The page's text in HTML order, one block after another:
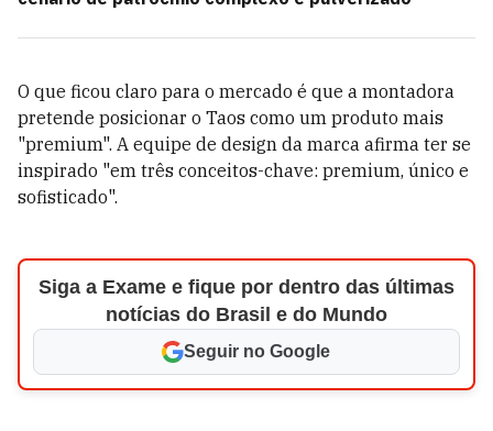
O que ficou claro para o mercado é que a montadora
pretende posicionar o Taos como um produto mais
"premium". A equipe de design da marca afirma ter se
inspirado "em três conceitos-chave: premium, único e
sofisticado".
Siga a Exame e fique por dentro das últimas
notícias do Brasil e do Mundo
Seguir no Google